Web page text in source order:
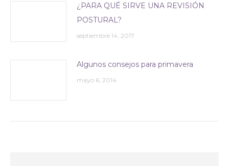
¿PARA QUÉ SIRVE UNA REVISIÓN
POSTURAL?
septiembre 14, 2017
Algunos consejos para primavera
mayo 6, 2014